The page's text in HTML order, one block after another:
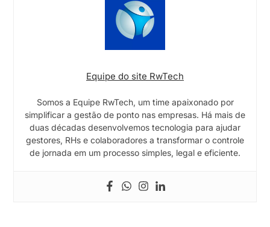
Equipe do site RwTech
Somos a Equipe RwTech, um time apaixonado por
simplificar a gestão de ponto nas empresas. Há mais de
duas décadas desenvolvemos tecnologia para ajudar
gestores, RHs e colaboradores a transformar o controle
de jornada em um processo simples, legal e eficiente.